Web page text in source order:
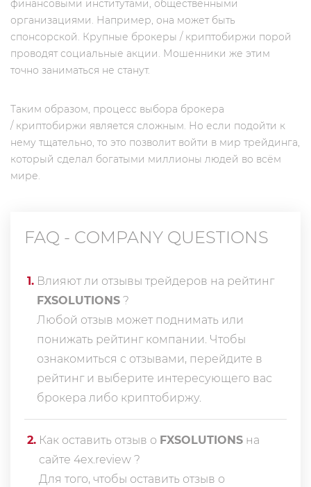
финансовыми институтами, общественными
организациями. Например, она может быть
спонсорской. Крупные брокеры / криптобиржи порой
проводят социальные акции. Мошенники же этим
точно заниматься не станут.
Таким образом, процесс выбора брокера
/ криптобиржи является сложным. Но если подойти к
нему тщательно, то это позволит войти в мир трейдинга,
который сделал богатыми миллионы людей во всём
мире.
FAQ - COMPANY QUESTIONS
1. Влияют ли отзывы трейдеров на рейтинг
FXSOLUTIONS ?
Любой отзыв может поднимать или
понижать рейтинг компании. Чтобы
ознакомиться с отзывами, перейдите в
рейтинг и выберите интересующего вас
брокера либо криптобиржу.
2. Как оставить отзыв о FXSOLUTIONS на
сайте 4ex.review ?
Для того, чтобы оставить отзыв о